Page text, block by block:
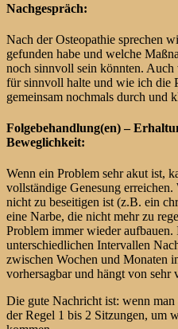
Nachgespräch:
Nach der Osteopathie sprechen
gefunden habe und welche
noch sinnvoll sein könnten. Auch
für sinnvoll halte und wie ich die
gemeinsam nochmals durch und
Folgebehandlung(en) –
Beweglichkeit:
Wenn ein Problem sehr akut ist,
vollständige Genesung
nicht zu beseitigen ist (z.B. ein
eine Narbe, die nicht mehr zu
Problem immer wieder aufbauen.
unterschiedlichen Intervallen
zwischen Wochen und Monaten
vorhersagbar und hängt von sehr
Die gute Nachricht ist: wenn man
der Regel 1 bis 2 Sitzungen, um